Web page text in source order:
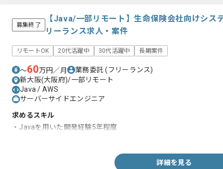
募集終了
【Java/一部リモート】生命保険会社向けシス
リーランス求人・案件
リモートOK 20代活躍中 30代活躍中 長期案件
〜60万円／月 業務委託(フリーランス)
新大阪(大阪府)/一部リモート
Java / AWS
サーバーサイドエンジニア
求めるスキル
・Javaを用いた開発経験5年程度
詳細を見る